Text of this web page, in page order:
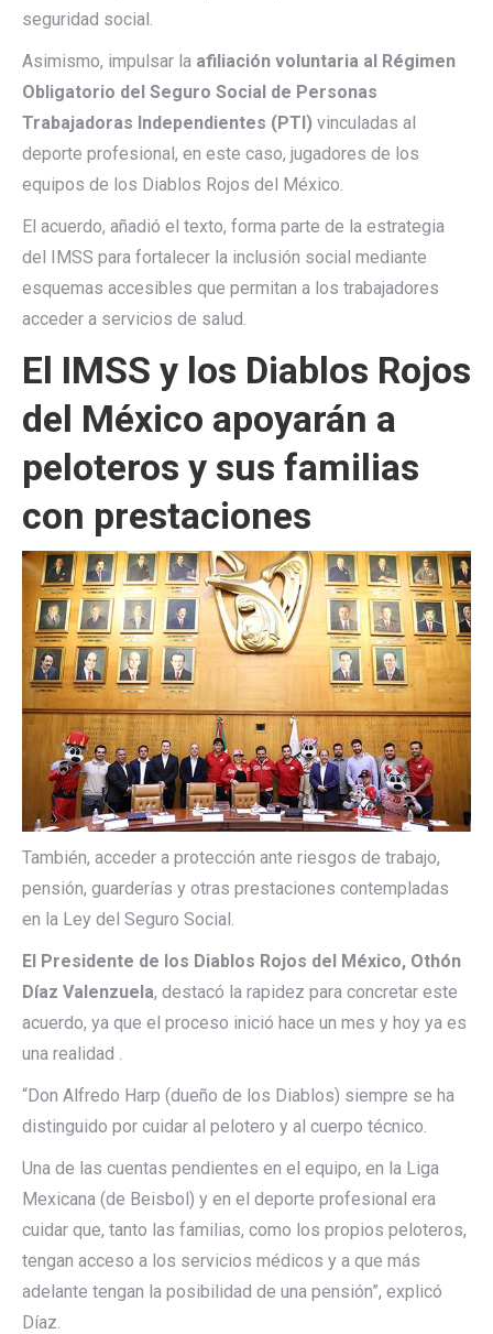
seguridad social.
Asimismo, impulsar la afiliación voluntaria al Régimen
Obligatorio del Seguro Social de Personas
Trabajadoras Independientes (PTI) vinculadas al
deporte profesional, en este caso, jugadores de los
equipos de los Diablos Rojos del México.
El acuerdo, añadió el texto, forma parte de la estrategia
del IMSS para fortalecer la inclusión social mediante
esquemas accesibles que permitan a los trabajadores
acceder a servicios de salud.
El IMSS y los Diablos Rojos
del México apoyarán a
peloteros y sus familias
con prestaciones
También, acceder a protección ante riesgos de trabajo,
pensión, guarderías y otras prestaciones contempladas
en la Ley del Seguro Social.
El Presidente de los Diablos Rojos del México, Othón
Díaz Valenzuela, destacó la rapidez para concretar este
acuerdo, ya que el proceso inició hace un mes y hoy ya es
una realidad .
“Don Alfredo Harp (dueño de los Diablos) siempre se ha
distinguido por cuidar al pelotero y al cuerpo técnico.
Una de las cuentas pendientes en el equipo, en la Liga
Mexicana (de Beisbol) y en el deporte profesional era
cuidar que, tanto las familias, como los propios peloteros,
tengan acceso a los servicios médicos y a que más
adelante tengan la posibilidad de una pensión”, explicó
Díaz.